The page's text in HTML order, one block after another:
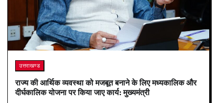
उत्तराखण्ड
राज्य की आर्थिक व्यवस्था को मजबूत बनाने के लिए मध्यकालिक और
दीर्घकालिक योजना पर किया जाए कार्य: मुख्यमंत्री